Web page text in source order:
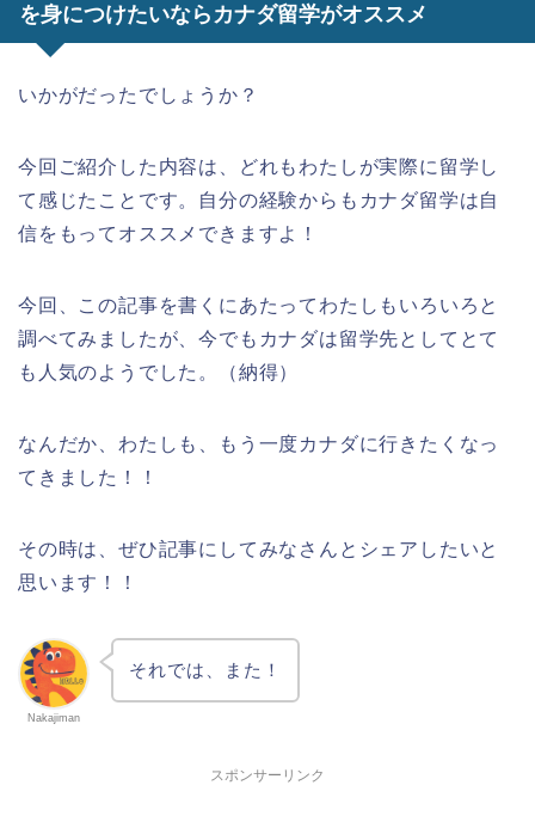
を身につけたいならカナダ留学がオススメ
いかがだったでしょうか？
今回ご紹介した内容は、どれもわたしが実際に留学し
て感じたことです。自分の経験からもカナダ留学は自
信をもってオススメできますよ！
今回、この記事を書くにあたってわたしもいろいろと
調べてみましたが、今でもカナダは留学先としてとて
も人気のようでした。（納得）
なんだか、わたしも、もう一度カナダに行きたくなっ
てきました！！
その時は、ぜひ記事にしてみなさんとシェアしたいと
思います！！
Nakajiman
それでは、また！
スポンサーリンク